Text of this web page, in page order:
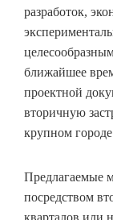
разработок,
ближайшее
проектной
вторичную
крупном
Предлагаемые
посредством